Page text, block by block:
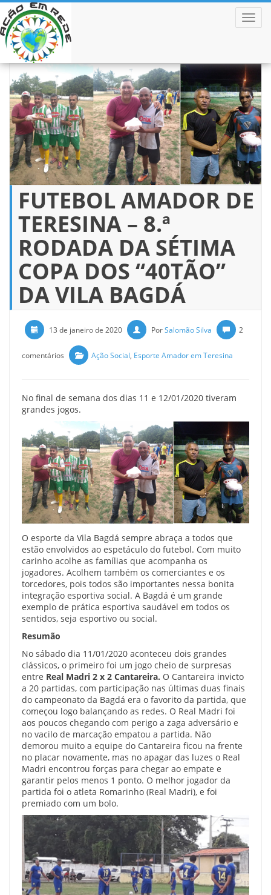
Pular
para
o
conteúdo
FUTEBOL AMADOR DE
TERESINA – 8.ª
RODADA DA SÉTIMA
COPA DOS “40TÃO”
DA VILA BAGDÁ
13 de janeiro de 2020 PorSalomão Silva 2
comentários Ação Social, Esporte Amador em Teresina
No final de semana dos dias 11 e 12/01/2020 tiveram
grandes jogos.
O esporte da Vila Bagdá sempre abraça a todos que
estão envolvidos ao espetáculo do futebol. Com muito
carinho acolhe as famílias que acompanha os
jogadores. Acolhem também os comerciantes e os
torcedores, pois todos são importantes nessa bonita
integração esportiva social. A Bagdá é um grande
exemplo de prática esportiva saudável em todos os
sentidos, seja esportivo ou social.
Resumão
No sábado dia 11/01/2020 aconteceu dois grandes
clássicos, o primeiro foi um jogo cheio de surpresas
entre Real Madri 2 x 2 Cantareira. O Cantareira invicto
a 20 partidas, com participação nas últimas duas finais
do campeonato da Bagdá era o favorito da partida, que
começou logo balançando as redes. O Real Madri foi
aos poucos chegando com perigo a zaga adversário e
no vacilo de marcação empatou a partida. Não
demorou muito a equipe do Cantareira ficou na frente
no placar novamente, mas no apagar das luzes o Real
Madri encontrou forças para chegar ao empate e
garantir pelos menos 1 ponto. O melhor jogador da
partida foi o atleta Romarinho (Real Madri), e foi
premiado com um bolo.